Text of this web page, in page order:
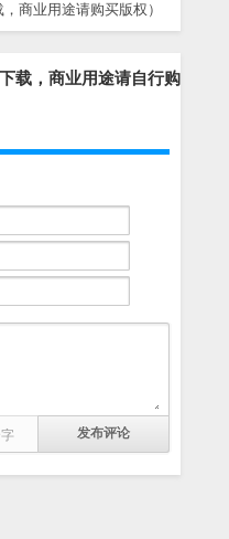
商业用途请购买版权）
载，商业用途请自行购